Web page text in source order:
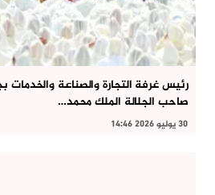
رئيس غرفة التجارة والصناعة
صاحب الجلالة الملك محمد…
30 يوليو 2026 14:46